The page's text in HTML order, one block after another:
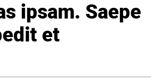
ipsam. Saepe
et